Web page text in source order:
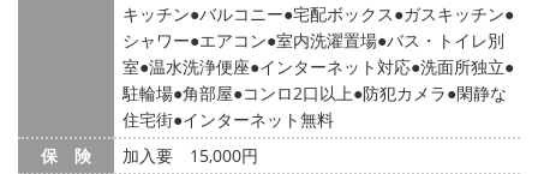
キッチン バルコニー 宅配ボックス ガスキッチン
シャワー エアコン 室内洗濯置場 バス・トイレ別
室 温水洗浄便座 インターネット対応 洗面所独立
駐輪場 角部屋 コンロ2口以上 防犯カメラ 閑静な
住宅街 インターネット無料
保 険
加入要 15,000円